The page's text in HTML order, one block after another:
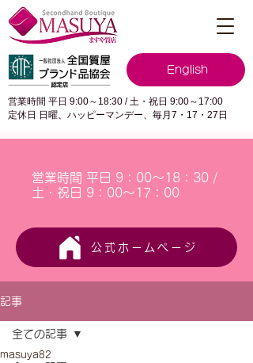
English
営業時間 平日 9:00～18:30 / 土・祝日 9:00～17:00
定休日 日曜、ハッピーマンデー、毎月7・17・27日
営業時間 平日 9：00～18：30 /
土・祝日 9：00～17：00
公式ホームページ
記事
全ての記事
masuya82